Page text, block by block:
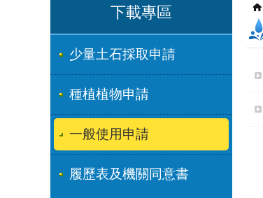
下載專區
少量土石採取申請
種植植物申請
一般使用申請
履歷表及機關同意書